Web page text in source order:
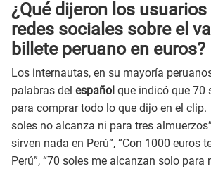
¿Qué dijeron los
redes sociales sobre el
billete peruano en euros?
Los internautas, en su mayoría
palabras del español que indicó que 70
para comprar todo lo que dijo en el clip.
soles no alcanza ni para tres
sirven nada en Perú”, “Con 1000 euros
Perú”, “70 soles me alcanzan solo